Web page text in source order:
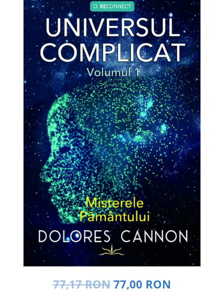
Transformare spirituală
Psihologie
Dezvoltare personală
Astrologie
Știință
Seria Montauk
Mistere
Seria Chico Xavier
Seria Helena Blavatsky
Oracole
Ficțiune
Viata după moarte
Non-dualitate
Alimentație
77,17 RON 77,00 RON